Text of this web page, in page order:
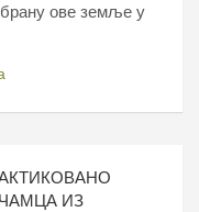
ове земље у
ИЗ